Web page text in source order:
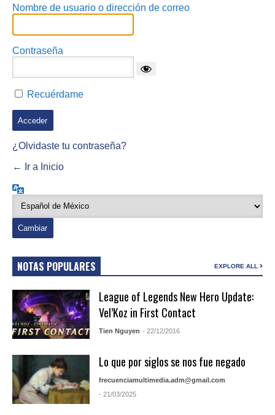
Nombre de usuario o dirección de correo
Contraseña
Recuérdame
¿Olvidaste tu contraseña?
← Ir a Inicio
NOTAS POPULARES EXPLORE ALL
League of Legends New Hero Update:
Vel’Koz in First Contact
Tien Nguyen - 22/12/2016
Lo que por siglos se nos fue negado
frecuenciamultimedia.adm@gmail.com
- 21/03/2025